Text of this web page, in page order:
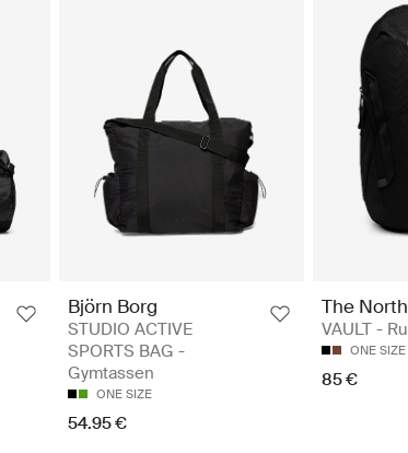
Björn Borg
STUDIO ACTIVE
SPORTS BAG -
Gymtassen
ONE SIZE
54.95 €
The
VAULT -
ONE SIZE
85 €